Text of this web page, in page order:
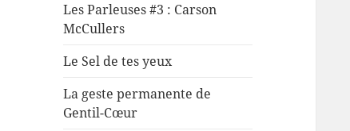
Les Parleuses #3 : Carson
McCullers
Le Sel de tes yeux
La geste permanente de
Gentil-Cœur